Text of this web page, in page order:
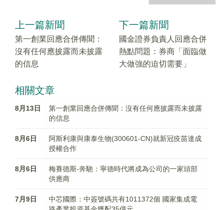
上一篇新聞
第一創業回應合併傳聞：
沒有任何應披露而未披露
的信息
下一篇新聞
國金證券負責人回應合併
熱點問題：券商「面臨做
大做強的迫切需要」
相關文章
8月13日
第一創業回應合併傳聞：沒有任何應披露而未披露
的信息
8月6日
阿斯利康與康泰生物(300601-CN)就新冠疫苗達成
授權合作
8月6日
梅賽德斯-奔馳：寧德時代將成為公司的一家頭部
供應商
7月9日
中芯國際：中簽號碼共有1011372個 國家集成電